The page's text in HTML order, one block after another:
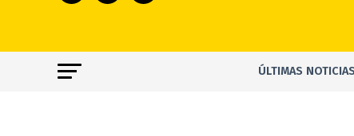
ÚLTIMAS NOTICIAS